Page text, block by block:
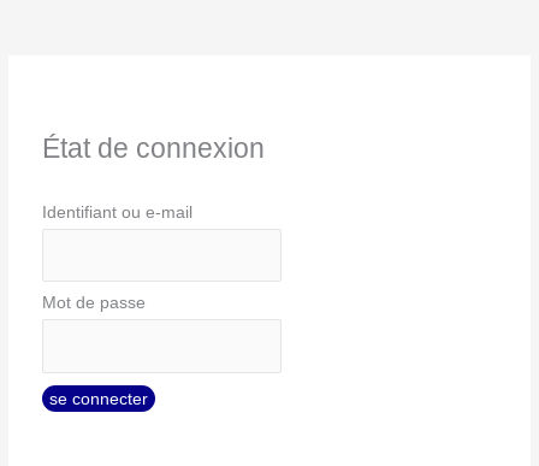
État de connexion
Identifiant ou e-mail
Mot de passe